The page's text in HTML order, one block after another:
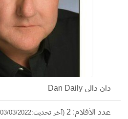
دان دالى Dan Daily
عدد الأفلام: 2 (آخر تحديث:03/03/2022)